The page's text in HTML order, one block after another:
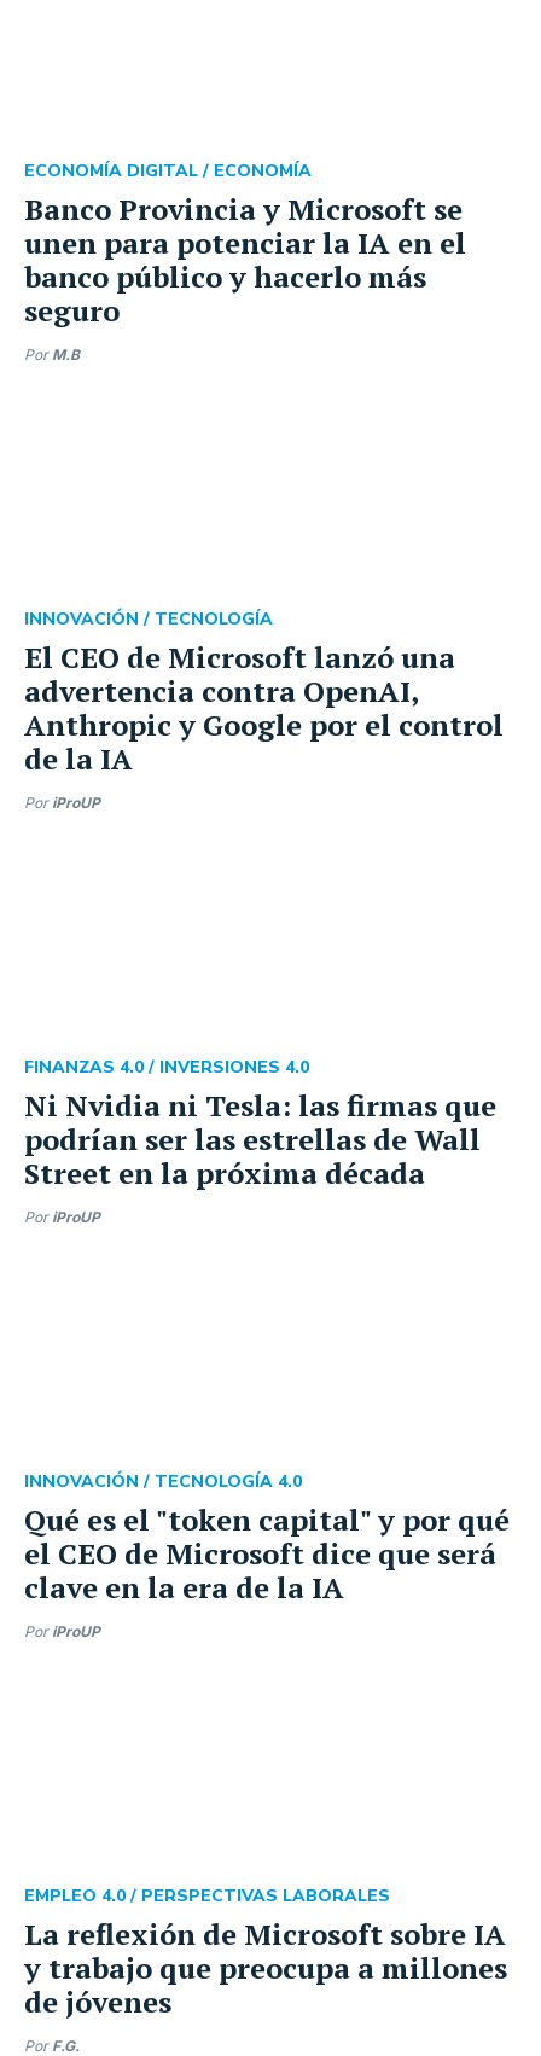
Banco Provincia y Microsoft se
unen para potenciar la IA en el
banco público y hacerlo más
seguro
ECONOMÍA DIGITAL / ECONOMÍA
Por M.B
El CEO de Microsoft lanzó una
advertencia contra OpenAI,
Anthropic y Google por el control
de la IA
INNOVACIÓN / TECNOLOGÍA
Por iProUP
Ni Nvidia ni Tesla: las firmas que
podrían ser las estrellas de Wall
Street en la próxima década
FINANZAS 4.0 / INVERSIONES 4.0
Por iProUP
Qué es el "token capital" y por qué
el CEO de Microsoft dice que será
clave en la era de la IA
INNOVACIÓN / TECNOLOGÍA 4.0
Por iProUP
La reflexión de Microsoft sobre IA
y trabajo que preocupa a millones
de jóvenes
EMPLEO 4.0 / PERSPECTIVAS LABORALES
Por F.G.